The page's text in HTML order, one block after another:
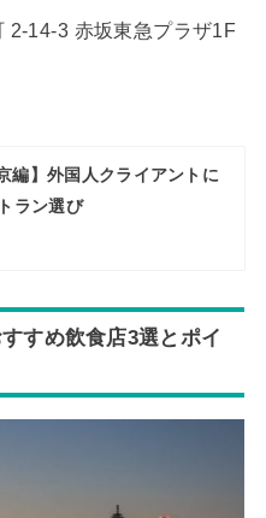
2-14-3 赤坂東急プラザ1F
京編】外国人クライアントに
ラン選び
すめ飲食店3選とポイ